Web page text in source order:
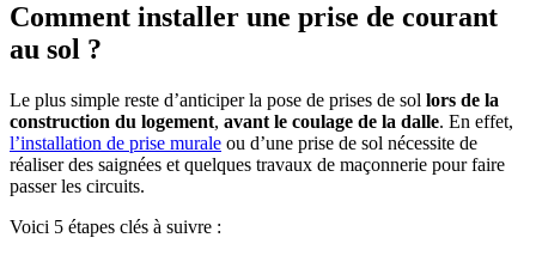
Comment installer une prise de courant
au sol ?
Le plus simple reste d’anticiper la pose de prises de sol lors de la
construction du logement, avant le coulage de la dalle. En effet,
l’installation de prise murale ou d’une prise de sol nécessite de
réaliser des saignées et quelques travaux de maçonnerie pour faire
passer les circuits.
Voici 5 étapes clés à suivre :